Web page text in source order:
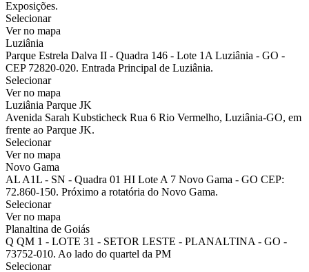
Exposições.
Selecionar
Ver no mapa
Luziânia
Parque Estrela Dalva II - Quadra 146 - Lote 1A Luziânia - GO -
CEP 72820-020. Entrada Principal de Luziânia.
Selecionar
Ver no mapa
Luziânia Parque JK
Avenida Sarah Kubsticheck Rua 6 Rio Vermelho, Luziânia-GO, em
frente ao Parque JK.
Selecionar
Ver no mapa
Novo Gama
AL A1L - SN - Quadra 01 HI Lote A 7 Novo Gama - GO CEP:
72.860-150. Próximo a rotatória do Novo Gama.
Selecionar
Ver no mapa
Planaltina de Goiás
Q QM 1 - LOTE 31 - SETOR LESTE - PLANALTINA - GO -
73752-010. Ao lado do quartel da PM
Selecionar